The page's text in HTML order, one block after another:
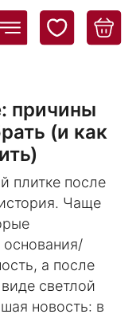
причины
(и как
плитке после
Чаще
основания/
а после
светлой
новость: в